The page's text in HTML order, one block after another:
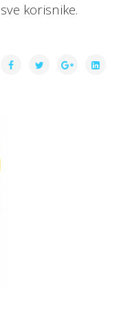
korisnike.